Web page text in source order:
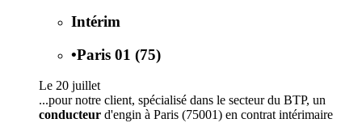
Intérim
•Paris 01 (75)
Le 20 juillet
...pour notre client, spécialisé dans le secteur du BTP, un
conducteur d'engin à Paris (75001) en contrat intérimaire